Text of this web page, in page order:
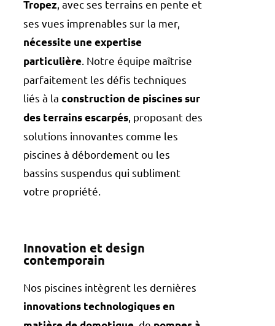
Tropez , avec ses terrains en pente et
ses vues imprenables sur la mer,
nécessite une expertise
particulière . Notre équipe maîtrise
parfaitement les défis techniques
liés à la construction de piscines sur
des terrains escarpés , proposant des
solutions innovantes comme les
piscines à débordement ou les
bassins suspendus qui subliment
votre propriété.
Innovation et design
contemporain
Nos piscines intègrent les dernières
innovations technologiques en